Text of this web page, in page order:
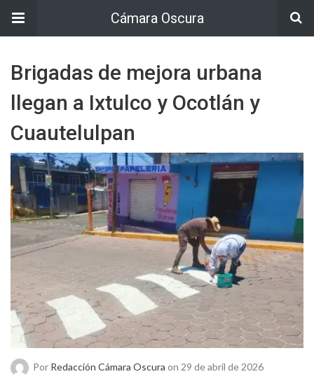
Cámara Oscura
Brigadas de mejora urbana
llegan a Ixtulco y Ocotlán y
Cuautelulpan
Por Redacción Cámara Oscura on 29 de abril de 2026